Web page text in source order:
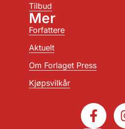
Tilbud
Mer
Forfattere
Aktuelt
Om Forlaget Press
Kjøpsvilkår